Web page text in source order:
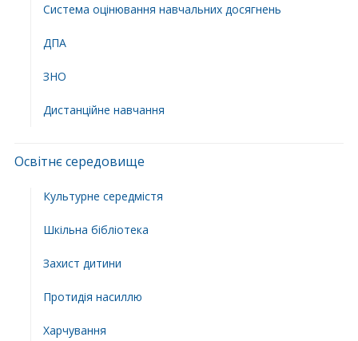
Система оцінювання навчальних досягнень
ДПА
ЗНО
Дистанційне навчання
Освітнє середовище
Культурне середмістя
Шкільна бібліотека
Захист дитини
Протидія насиллю
Харчування